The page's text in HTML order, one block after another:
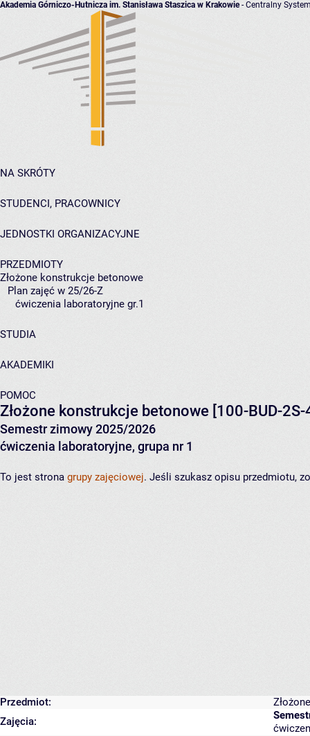
Akademia Górniczo-Hutnicza im. Stanisława Staszica w Krakowie- Centralny
NA SKRÓTY
STUDENCI, PRACOWNICY
JEDNOSTKI ORGANIZACYJNE
PRZEDMIOTY
Złożone konstrukcje betonowe
Plan zajęć w 25/26-Z
ćwiczenia laboratoryjne gr.1
STUDIA
AKADEMIKI
POMOC
Złożone konstrukcje betonowe [100-BUD-
Semestr zimowy 2025/2026
ćwiczenia laboratoryjne, grupa nr 1
To jest strona grupy zajęciowej. Jeśli szukasz opisu przedmiotu,
Przedmiot:
Zajęcia: